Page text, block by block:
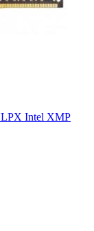
LPX Intel XMP